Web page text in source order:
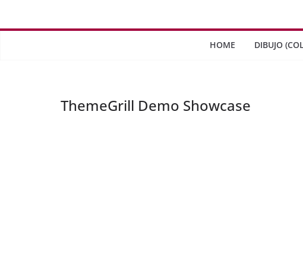
HOME DIBUJO
ThemeGrill Demo Showcase